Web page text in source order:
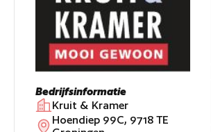
Bedrijfsinformatie
Kruit & Kramer
Hoendiep 99C, 9718 TE